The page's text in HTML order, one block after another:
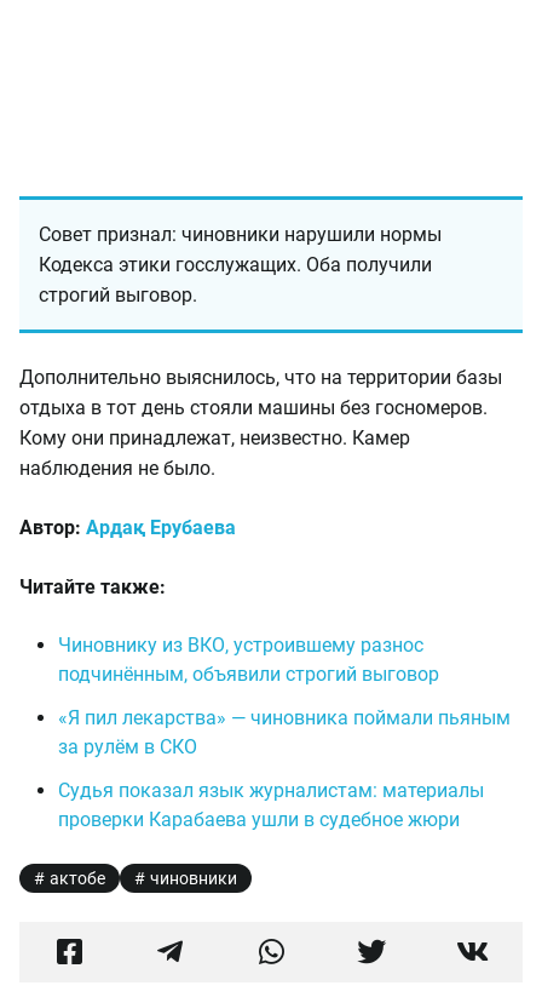
Совет признал: чиновники нарушили нормы
Кодекса этики госслужащих. Оба получили
строгий выговор.
Дополнительно выяснилось, что на территории базы
отдыха в тот день стояли машины без госномеров.
Кому они принадлежат, неизвестно. Камер
наблюдения не было.
Автор: Ардақ Ерубаева
Читайте также:
Чиновнику из ВКО, устроившему разнос
подчинённым, объявили строгий выговор
«Я пил лекарства» — чиновника поймали пьяным
за рулём в СКО
Судья показал язык журналистам: материалы
проверки Карабаева ушли в судебное жюри
актобе чиновники